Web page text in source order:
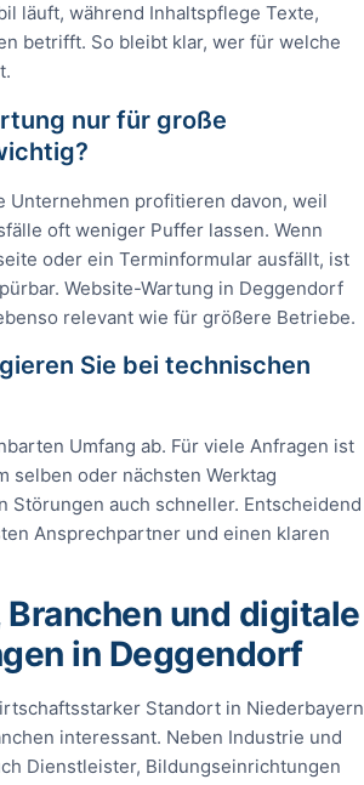
läuft, während Inhaltspflege Texte,
betrifft. So bleibt klar, wer für welche
nur für große
Unternehmen profitieren davon, weil
oft weniger Puffer lassen. Wenn
oder ein Terminformular ausfällt, ist
Website-Wartung in Deggendorf
relevant wie für größere Betriebe.
Sie bei technischen
Umfang ab. Für viele Anfragen ist
selben oder nächsten Werktag
Störungen auch schneller. Entscheidend
Ansprechpartner und einen klaren
und digitale
in Deggendorf
Standort in Niederbayern
interessant. Neben Industrie und
Dienstleister, Bildungseinrichtungen